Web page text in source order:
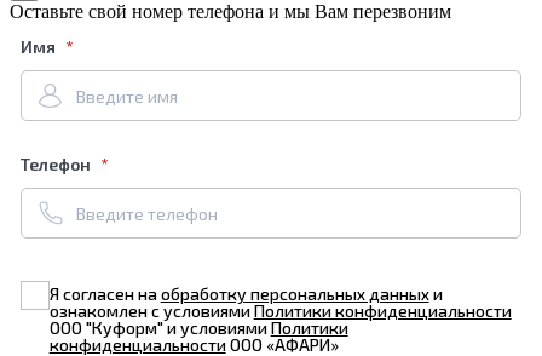
Оставьте свой номер телефона и мы Вам перезвоним
Имя
Телефон
Я согласен наобработку персональных данныхи
ознакомлен с условиямиПолитики конфиденциальности
ООО "Куформ" и условиямиПолитики
конфиденциальностиООО «АФАРИ»